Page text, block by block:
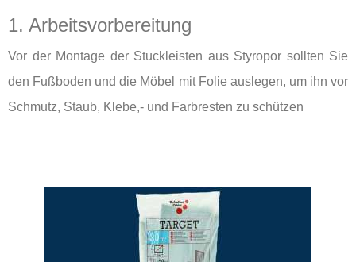
1. Arbeitsvorbereitung
Vor der Montage der Stuckleisten aus Styropor sollten Sie
den Fußboden und die Möbel mit Folie auslegen, um ihn vor
Schmutz, Staub, Klebe,- und Farbresten zu schützen